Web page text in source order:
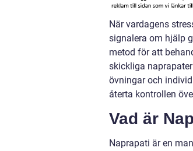
När vardagens
signalera om hjälp
metod för att
skickliga
övningar och
återta kontrollen
Vad är
Naprapati är en